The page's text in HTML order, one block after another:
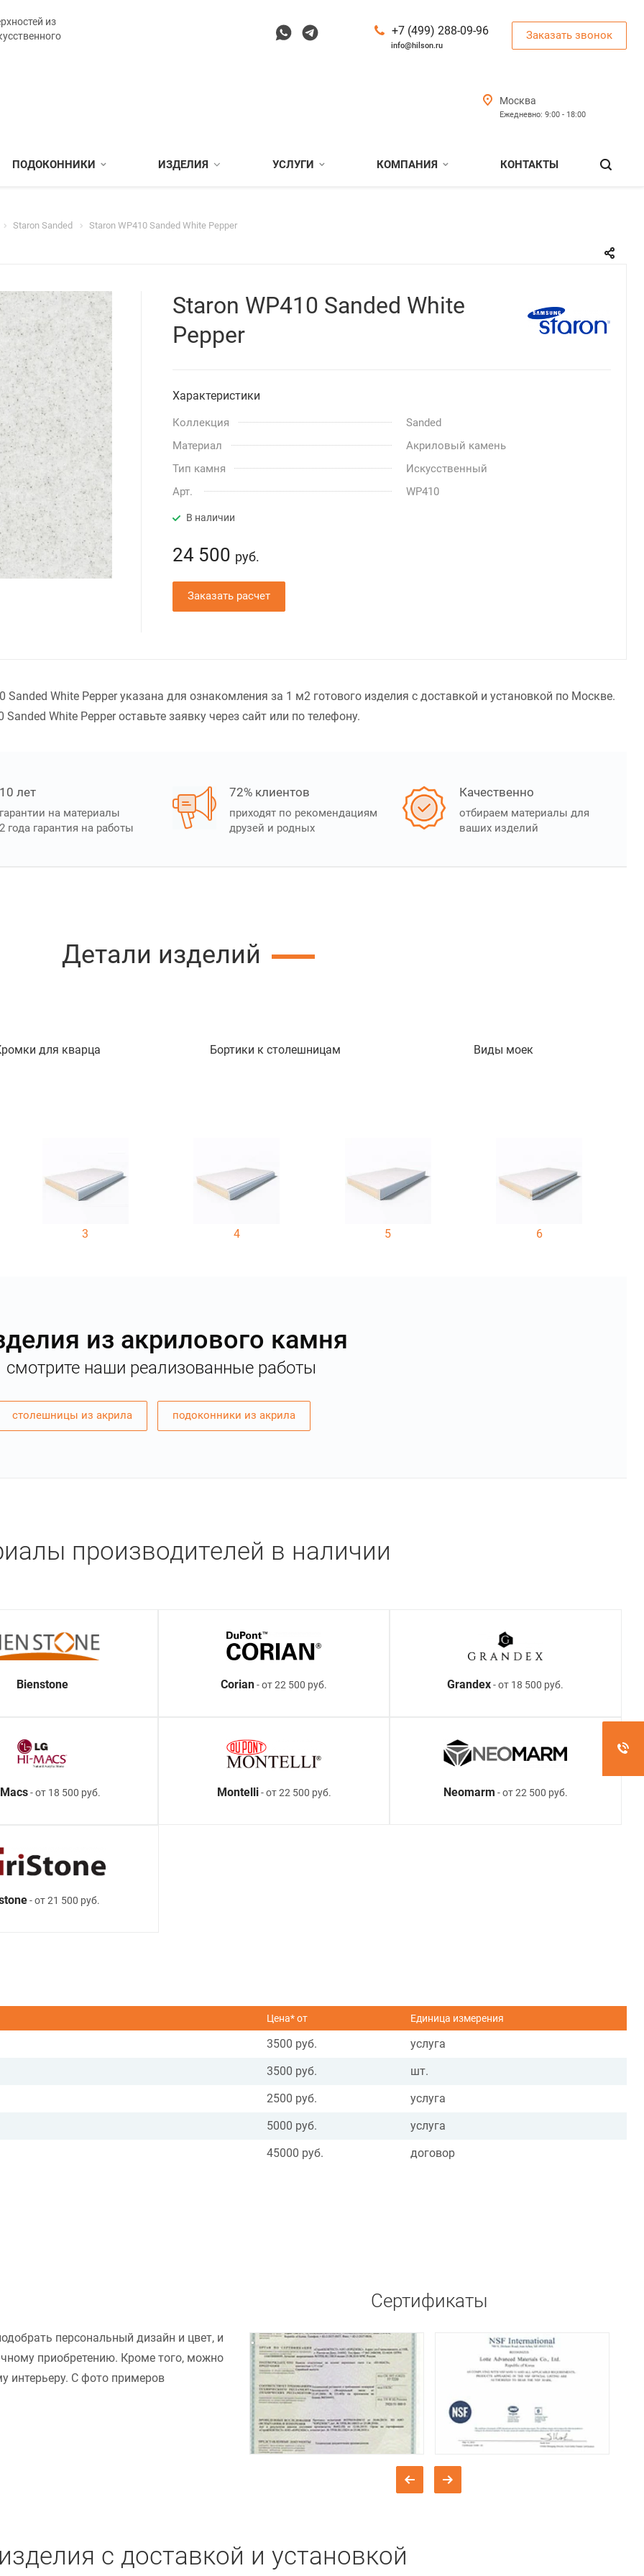
из
+7 (499) 288-09-96
info@hilson.ru
Заказать звонок
Москва
Ежедневно: 9:00 - 18:00
ПОДОКОННИКИ ИЗДЕЛИЯ УСЛУГИ КОМПАНИЯ КОНТАКТЫ
Staron Sanded Staron WP410 Sanded White Pepper
Staron WP410 Sanded White
Pepper
Характеристики
Коллекция
Sanded
Материал
Акриловый камень
Тип камня
Искусственный
Арт.
WP410
В наличии
24 500 руб.
Заказать расчет
White Pepper указана для ознакомления за 1 м2 готового изделия с доставкой и установкой по Москве.
White Pepper оставьте заявку через сайт или по телефону.
10 лет
гарантии на материалы
2 года гарантия на работы
72% клиентов
приходят по рекомендациям
друзей и родных
Качественно
отбираем материалы для
ваших изделий
Детали изделий
для кварца Бортики к столешницам Виды моек
3 4 5 6
из акрилового камня
смотрите наши реализованные работы
столешницы из акрила подоконники из акрила
производителей в наличии
Bienstone Corian- от 22 500 руб. Grandex- от 18 500 руб.
- от 18 500 руб. Montelli- от 22 500 руб. Neomarm - от 22 500 руб.
- от 21 500 руб.
Цена* от Единица измерения
3500 руб.
услуга
3500 руб.
шт.
2500 руб.
услуга
5000 руб.
услуга
45000 руб. договор
персональный дизайн и цвет, и
приобретению. Кроме того, можно
интерьеру. С фото примеров
Сертификаты
с доставкой и установкой